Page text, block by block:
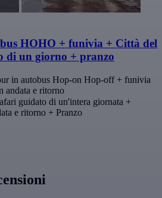
HOHO + funivia + Città del
di un giorno + pranzo
in autobus Hop-on Hop-off + funivia
andata e ritorno
guidato di un'intera giornata +
e ritorno + Pranzo